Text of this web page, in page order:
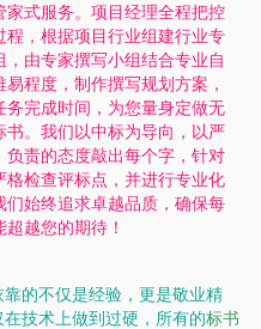
家式服务。项目经理全程把控
程，根据项目行业组建行业专
，由专家撰写小组结合专业自
易程度，制作撰写规划方案，
务完成时间，为您量身定做无
书。我们以中标为导向，以严
负责的态度敲出每个字，针对
格检查评标点，并进行专业化
们始终追求卓越品质，确保每
越您的期待！
的不仅是经验，更是敬业精
技术上做到过硬，所有的标书